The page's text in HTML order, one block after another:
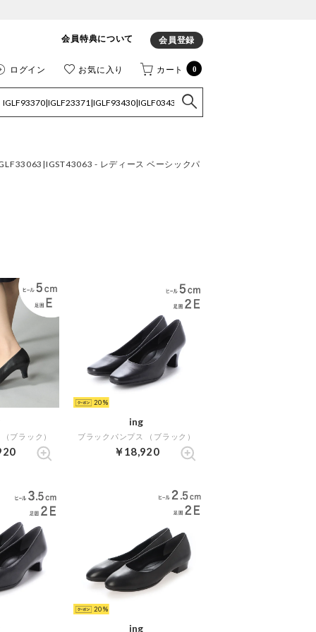
会員特典について 会員登録
ログイン お気に入り カート 0
- レディース ベーシックパ
ブラック）
20
ing
ブラックパンプス （ブラック）
￥18,920
20
ing